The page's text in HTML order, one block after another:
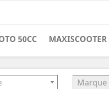
50CC MAXISCOOTER
Marque